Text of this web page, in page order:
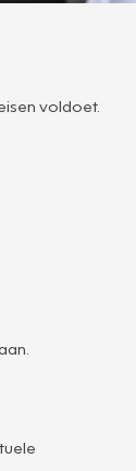
voldoet.